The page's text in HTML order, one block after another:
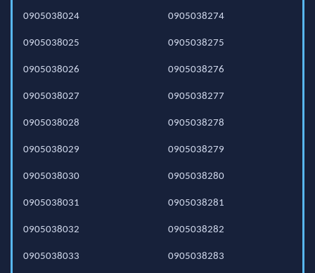
0905038024
0905038025
0905038026
0905038027
0905038028
0905038029
0905038030
0905038031
0905038032
0905038033
0905038274
0905038275
0905038276
0905038277
0905038278
0905038279
0905038280
0905038281
0905038282
0905038283